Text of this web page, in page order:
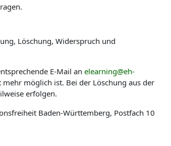
Löschung, Widerspruch und
E-Mail an elearning@eh-
möglich ist. Bei der Löschung aus der
erfolgen.
Baden-Württemberg, Postfach 10